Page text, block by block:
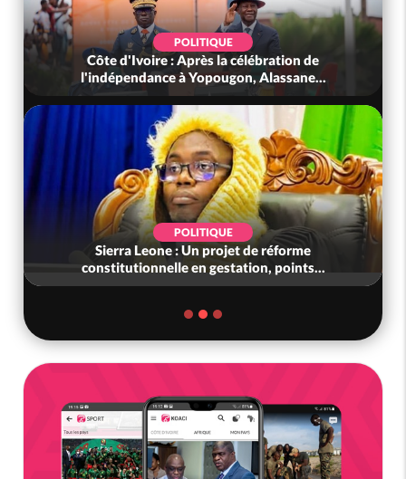
POLITIQUE
Côte d'Ivoire : Après la célébration de
l'indépendance à Yopougon, Alassane...
POLITIQUE
Sierra Leone : Un projet de réforme
constitutionnelle en gestation, points...